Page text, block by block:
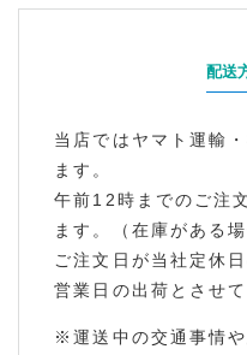
配送
当店ではヤマト運輸
ます。
午前12時までのご注
ます。（在庫がある場
ご注文日が当社定休
営業日の出荷とさせ
※運送中の交通事情